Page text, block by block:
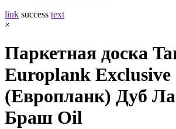
link success text
×
Паркетная доска
Europlank Exclusive
(Европланк) Дуб
Браш Oil